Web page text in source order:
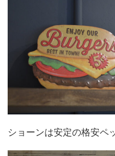
ショーンは安定の格安ペ